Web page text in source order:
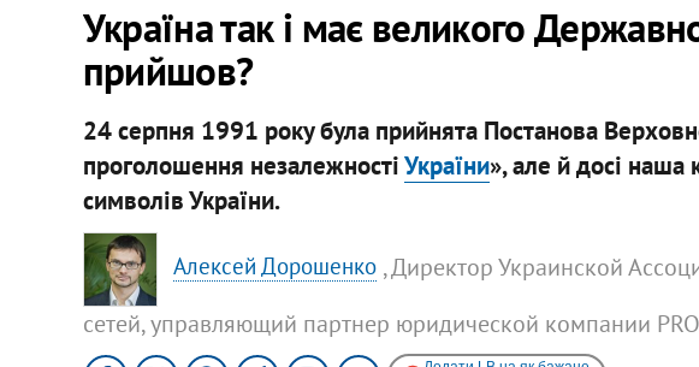
Україна так і має великого
прийшов?
24 серпня 1991 року була прийнята Постанова
проголошення незалежностіУкраїни», але й досі наша
символів України.
Алексей Дорошенко , Директор Украинской
сетей, управляющий партнер юридической компании